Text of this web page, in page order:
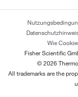
Wie
Fisher Scientific
© 2026
All trademarks are the